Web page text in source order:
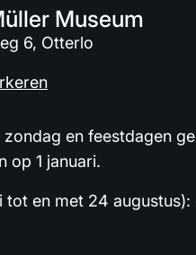
Museum
6, Otterlo
en feestdagen
op 1 januari.
tot en met 24